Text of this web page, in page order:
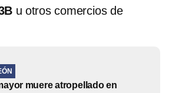
u otros comercios de
muere atropellado en